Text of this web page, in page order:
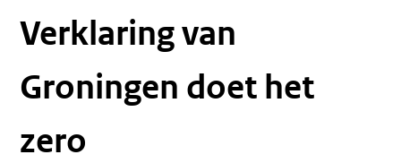
Verklaring van
Groningen doet het
zero